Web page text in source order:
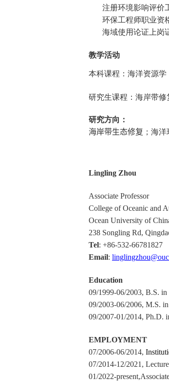
注册环境影响评价
环保工程师职业资
海域使用论证上岗
教学活动
本科课程：海洋资源学
研究生课程：海岸带修
研究方向 ：
海岸带生态修复 ；海
Lingling Zhou
Associate Professor
College of Oceanic and
Ocean University of
238 Songling Rd,
Tel: +86-532-66781827
Email: linglingzhou
Education
09/1999-06/2003, B.S.
09/2003-06/2006, M.S.
09/2007-01/2014, Ph.D.
EMPLOYMENT
07/2006-06/2014,
07/2014-12/2021 ,
01/2022-present,